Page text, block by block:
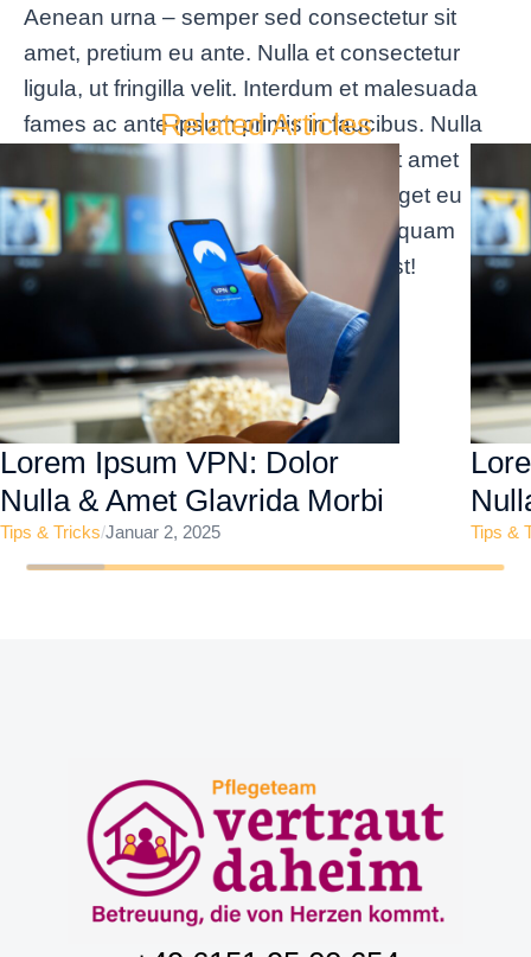
Aenean urna – semper sed consectetur sit
amet, pretium eu ante. Nulla et consectetur
ligula, ut fringilla velit. Interdum et malesuada
fames ac ante ipsum primis in faucibus. Nulla
sagittis vel ante sit amet tempor. In sit amet
neque non tellus interdum tincidunt eget eu
odio. Donec quis diam felis. Etiam id quam
maximus, tempus justo at posuere est!
Visit Official Website
Related Articles
Lorem Ipsum VPN: Dolor
Nulla & Amet Glavrida Morbi
Tips & Tricks/Januar 2, 2025 Tips &